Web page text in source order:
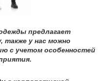
предлагает
также у нас можно
с учетом особенностей